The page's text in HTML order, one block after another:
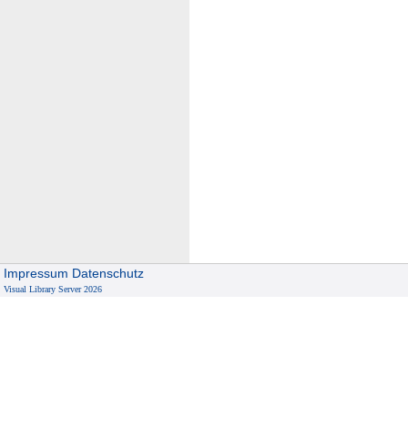
Impressum Datenschutz
Visual Library Server 2026